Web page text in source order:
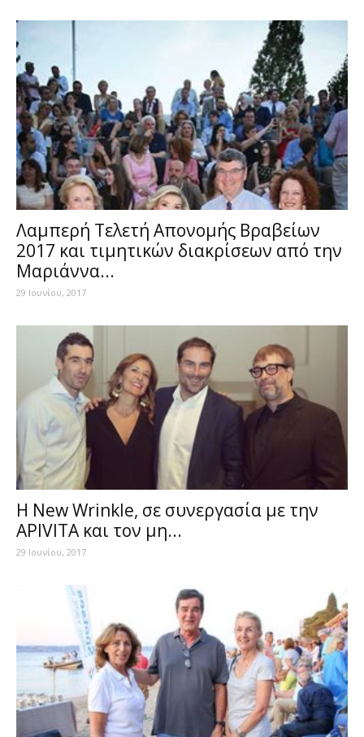
Λαμπερή Τελετή Απονομής Βραβείων
2017 και τιμητικών διακρίσεων από την
Μαριάννα...
29 Ιουνίου, 2017
Η New Wrinkle, σε συνεργασία με την
APIVITA και τον μη...
29 Ιουνίου, 2017